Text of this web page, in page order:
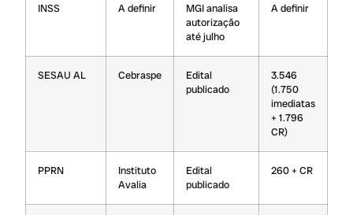
INSS A definir
MGI analisa
autorização
até julho
A definir
SESAU AL Cebraspe
Edital
publicado
3.546
(1.750
imediatas
+ 1.796
CR)
PPRN
Instituto
Avalia
Edital
publicado
260 + CR